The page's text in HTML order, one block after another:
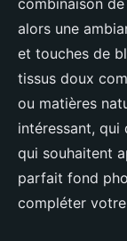
combinaison
alors une
et touches de
tissus doux
ou matières
intéressant, qui
qui souhaitent
parfait fond
compléter